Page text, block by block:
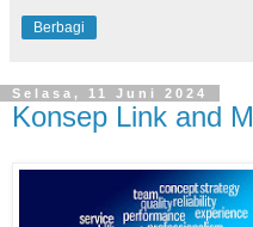
Berbagi
Selasa, 11 Juni 2024
Konsep Link and